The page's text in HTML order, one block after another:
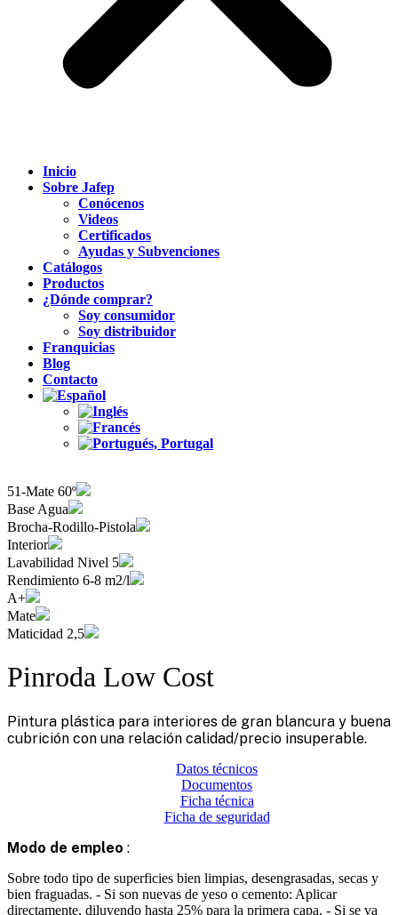
Inicio
Sobre Jafep
Conócenos
Videos
Certificados
Ayudas y Subvenciones
Catálogos
Productos
¿Dónde comprar?
Soy consumidor
Soy distribuidor
Franquicias
Blog
Contacto
51-Mate 60º
Base Agua
Brocha-Rodillo-Pistola
Interior
Lavabilidad Nivel 5
Rendimiento 6-8 m2/l
A+
Mate
Maticidad 2,5
Pinroda Low Cost
Pintura plástica para interiores de gran blancura y buena
cubrición con una relación calidad/precio insuperable.
Datos técnicos
Documentos
Ficha técnica
Ficha de seguridad
Modo de empleo :
Sobre todo tipo de superficies bien limpias, desengrasadas, secas y
bien fraguadas. - Si son nuevas de yeso o cemento: Aplicar
directamente, diluyendo hasta 25% para la primera capa. - Si se va